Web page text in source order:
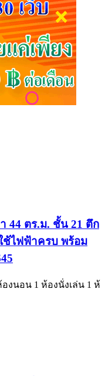
44 ตร.ม. ชั้น 21 ตึก
ช้ไฟฟ้าครบ พร้อม
งนอน 1 ห้องนั่งเล่น 1 ห้